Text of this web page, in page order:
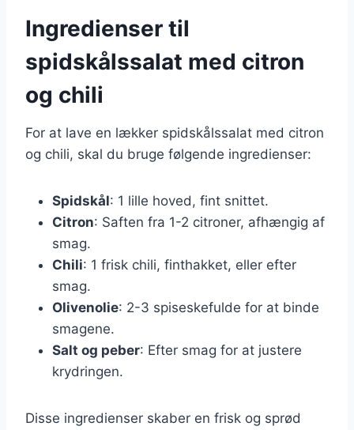
Ingredienser til
spidskålssalat med citron
og chili
For at lave en lækker spidskålssalat med citron
og chili, skal du bruge følgende ingredienser:
Spidskål: 1 lille hoved, fint snittet.
Citron: Saften fra 1-2 citroner, afhængig af
smag.
Chili: 1 frisk chili, finthakket, eller efter
smag.
Olivenolie: 2-3 spiseskefulde for at binde
smagene.
Salt og peber: Efter smag for at justere
krydringen.
Disse ingredienser skaber en frisk og sprød